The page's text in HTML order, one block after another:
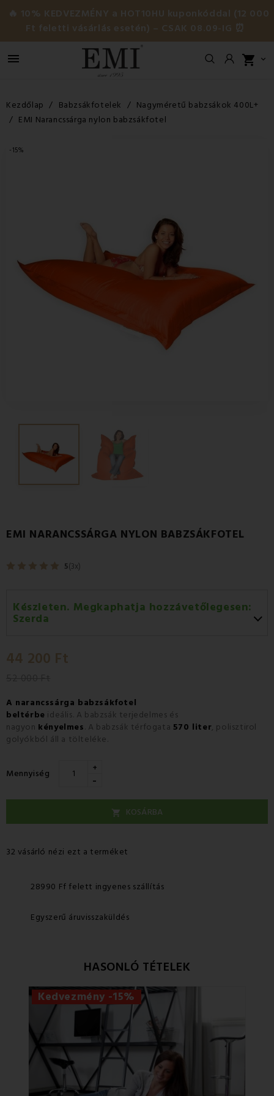
🔥 10% KEDVEZMÉNY a HOT10HU kuponkóddal (12 000
Ft feletti vásárlás esetén) – CSAK 08.09-IG ⏰
 shopping_cart 
Kezdőlap Babzsákfotelek
Nagyméretű babzsákok 400L+
EMI Narancssárga nylon babzsákfotel
-15%
EMI NARANCSSÁRGA NYLON BABZSÁKFOTEL
5(3x)
Készleten. Megkaphatja hozzávetőlegesen:
Szerda
Csütörtök 13.08
44 200 Ft
A narancssárga babzsákfotel
beltérbe ideális A babzsák terjedelmes és
nagyon kényelmes A babzsák térfogata 570 liter, polisztirol
golyókból áll a tölteléke.
Mennyiség +
-
 KOSÁRBA
32 vásárló nézi ezt a terméket
28990 Ff felett ingyenes szállítás
Egyszerű áruvisszaküldés
HASONLÓ TÉTELEK
Kedvezmény -15%